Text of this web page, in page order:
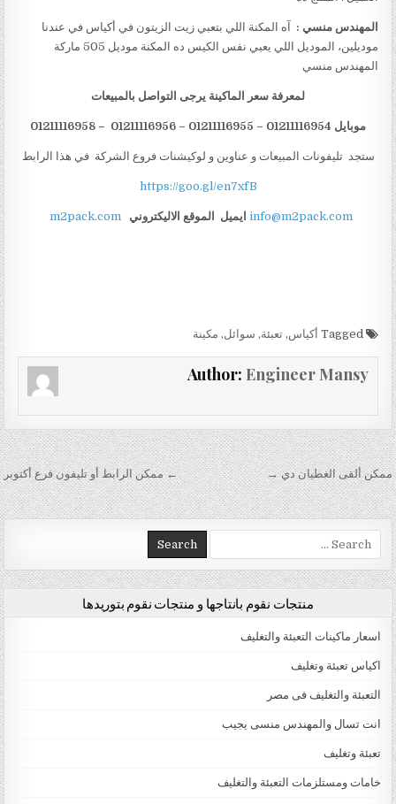
المهندس منسي : آه المكنة اللي بتعبي زيت الزيتون في أكياس في عندنا
موديلين، الموديل اللي يعبي نفس الكيس ده المكنة موديل 505 ماركة
المهندس منسي
لمعرفة سعر الماكينة يرجى التواصل بالمبيعات
موبايل 01211116954 – 01211116955 – 01211116956 – 01211116958
ستجد تليفونات المبيعات و عناوين و لوكيشنات فروع الشركة في هذا الرابط
https://goo.gl/en7xfB
info@m2pack.com ايميل الموقع الاليكتروني m2pack.com
Tagged أكياس,تعبئة, سوائل, مكينة
Author: Engineer Mansy
تصفّح المقالات ← ممكن الرابط أو تليفون فرع أكتوبر ممكن ألقى الغطيان دي →
Search for:
منتجات نقوم بانتاجها و منتجات نقوم بتوريدها
اسعار ماكينات التعبئة والتغليف
اكياس تعبئة وتغليف
التعبئة والتغليف فى مصر
انت تسال والمهندس منسى يجيب
تعبئة وتغليف
خامات ومستلزمات التعبئة والتغليف